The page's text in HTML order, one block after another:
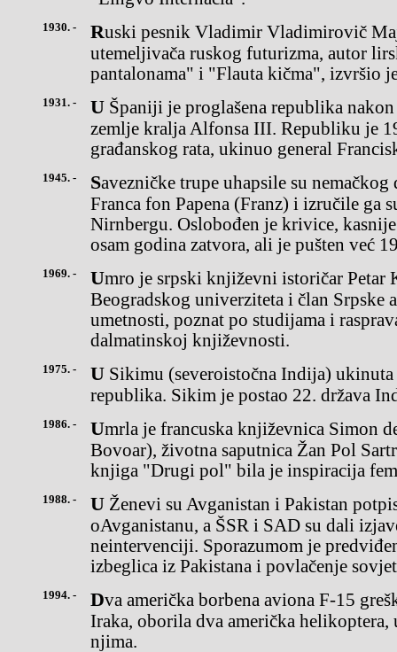
1930. - Ruski pesnik Vladimir Vladimirovič Majakovski, jedan od
utemeljivača ruskog futurizma, autor
pantalonama" i "Flauta kičma", izvršio
1931. - U Španiji je proglašena republika nakon abdikacije ibekstva iz
zemlje kralja Alfonsa III. Republiku je
građanskog rata, ukinuo general
1945. - Savezničke trupe uhapsile su nemačkog diplomatu ipolitičara
Franca fon Papena (Franz) i izručile ga
Nirnbergu. Oslobođen je krivice,
osam godina zatvora, ali je pušten već
1969. - Umro je srpski književni istoričar Petar Kolendić,profesor
Beogradskog univerziteta i član Srpske
umetnosti, poznat po studijama i
dalmatinskoj književnosti.
1975. - U Sikimu (severoistočna Indija) ukinuta je monarhija i proglašena
republika. Sikim je postao 22. država
1986. - Umrla je francuska književnica Simon de Bovoar (Simone de
Bovoar), životna saputnica Žan Pol
knjiga "Drugi pol" bila je inspiracija
1988. - U Ženevi su Avganistan i Pakistan potpisali sporazum
oAvganistanu, a ŠSR i SAD su dali
neintervenciji. Sporazumom je
izbeglica iz Pakistana i povlačenje
1994. - Dva američka borbena aviona F-15 greškom su, iznad severnog
Iraka, oborila dva američka
njima.